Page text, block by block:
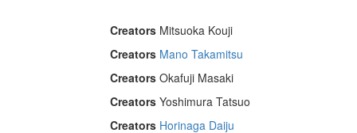
Creators Mitsuoka Kouji
Creators Mano Takamitsu
Creators Okafuji Masaki
Creators Yoshimura Tatsuo
Creators Horinaga Daiju